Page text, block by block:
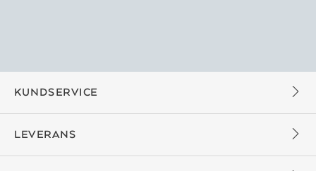
KUNDSERVICE
LEVERANS